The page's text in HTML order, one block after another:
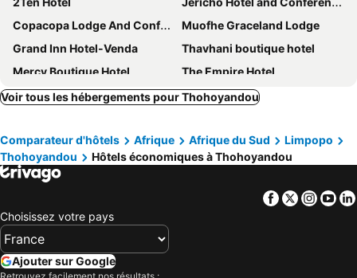
Copacopa Lodge And Conference Centre
Muofhe Graceland Lodge
Grand Inn Hotel-Venda
Thavhani boutique hotel
Mercy Boutique Hotel
The Empire Hotel
Rensia Palace & Spa
luucole the palm
Voir tous les hébergements pour Thohoyandou
Comparateur d'hôtels Afrique Afrique du Sud
Limpopo
Thohoyandou
Hôtels économiques à Thohoyandou
Facebook
Twitter
Choisissez votre pays
Ajouter sur Google